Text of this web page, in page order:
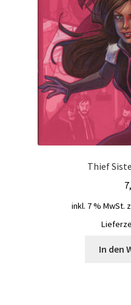
Thief
inkl. 7 % MwSt.
In den